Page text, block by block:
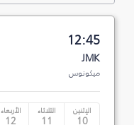
12:45
JMK
ميكونوس
الإثنين
10
الثلاثاء
11
الأربعاء
12